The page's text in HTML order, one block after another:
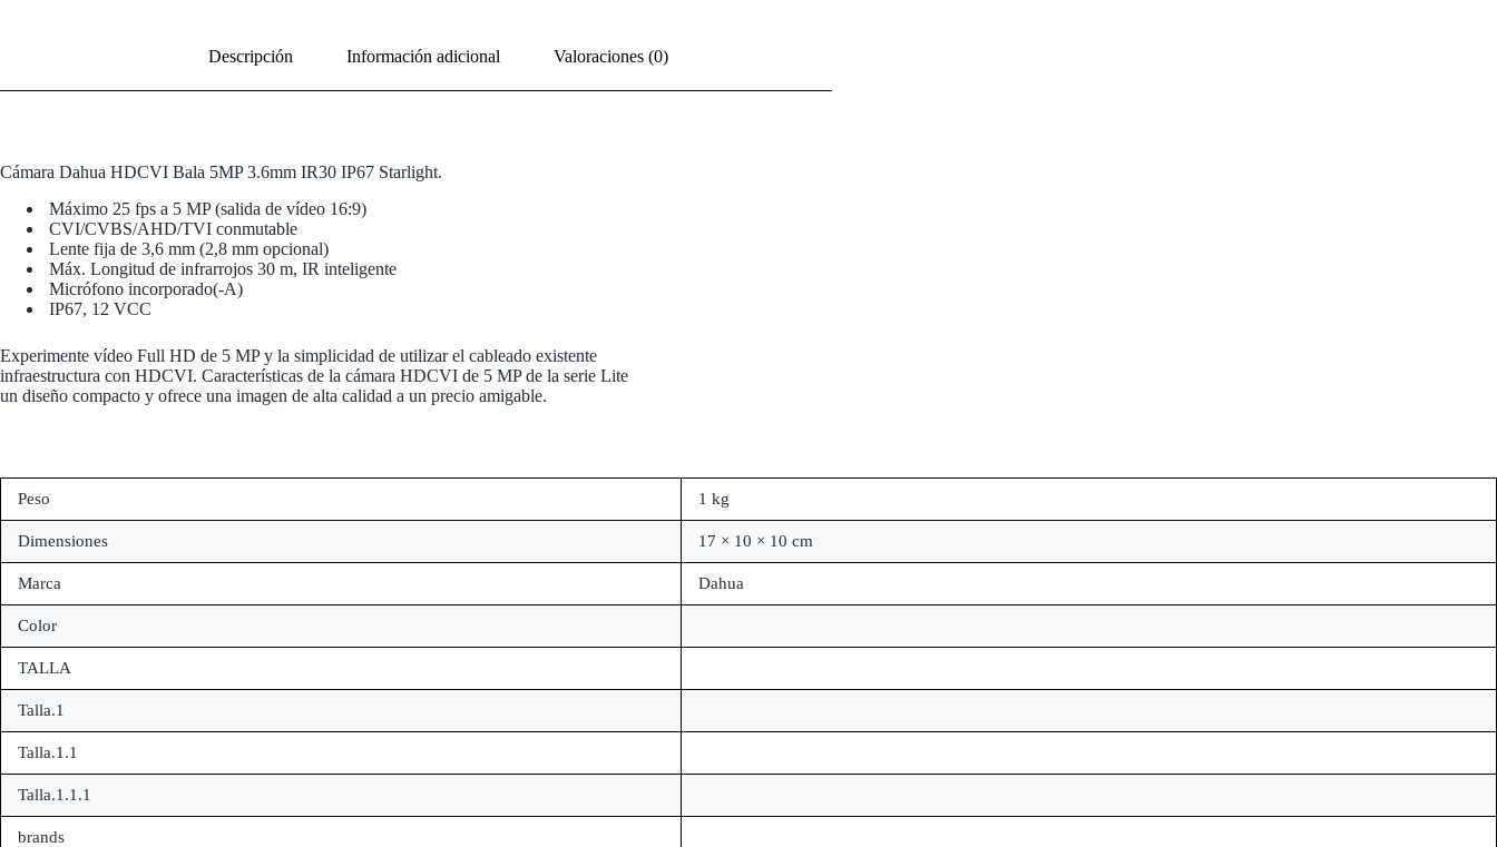
Descripción Información adicional Valoraciones (0)
Cámara Dahua HDCVI Bala 5MP 3.6mm IR30 IP67 Starlight.
Máximo 25 fps a 5 MP (salida de vídeo 16:9)
CVI/CVBS/AHD/TVI conmutable
Lente fija de 3,6 mm (2,8 mm opcional)
Máx. Longitud de infrarrojos 30 m, IR inteligente
Micrófono incorporado(-A)
IP67, 12 VCC
Experimente vídeo Full HD de 5 MP y la simplicidad de utilizar el cableado existente
infraestructura con HDCVI. Características de la cámara HDCVI de 5 MP de la serie Lite
un diseño compacto y ofrece una imagen de alta calidad a un precio amigable.
Peso 1 kg
Dimensiones 17 × 10 × 10 cm
Marca Dahua
Color
TALLA
Talla.1
Talla.1.1
Talla.1.1.1
brands